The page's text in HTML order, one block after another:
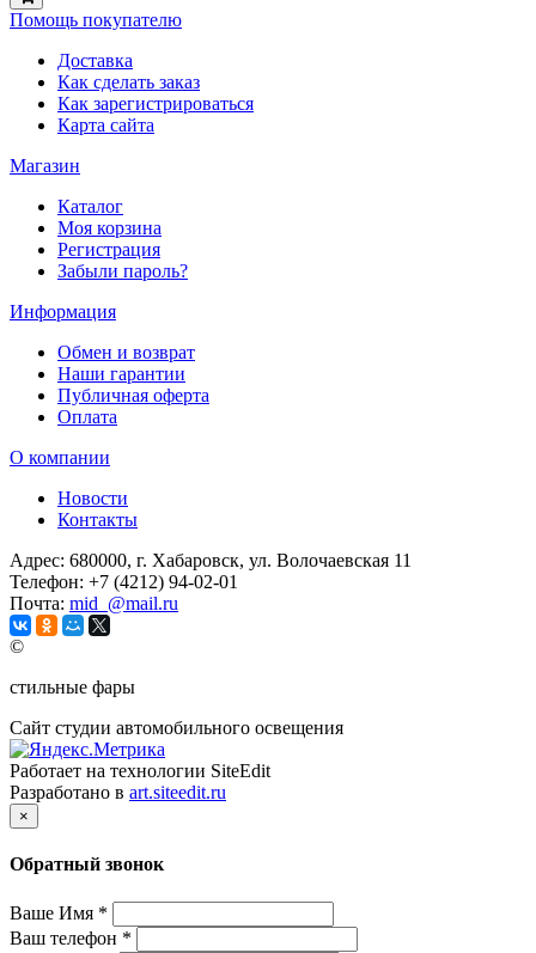
Помощь покупателю
Доставка
Как сделать заказ
Как зарегистрироваться
Карта сайта
Магазин
Каталог
Моя корзина
Регистрация
Забыли пароль?
Информация
Обмен и возврат
Наши гарантии
Публичная оферта
Оплата
О компании
Новости
Контакты
Адрес: 680000, г. Хабаровск, ул. Волочаевская 11
Телефон: +7 (4212) 94-02-01
Почта: mid_@mail.ru
©
стильные фары
Сайт студии автомобильного освещения
Работает на технологии SiteEdit
Разработано в art.siteedit.ru
×
Обратный звонок
Ваше Имя *
Ваш телефон *